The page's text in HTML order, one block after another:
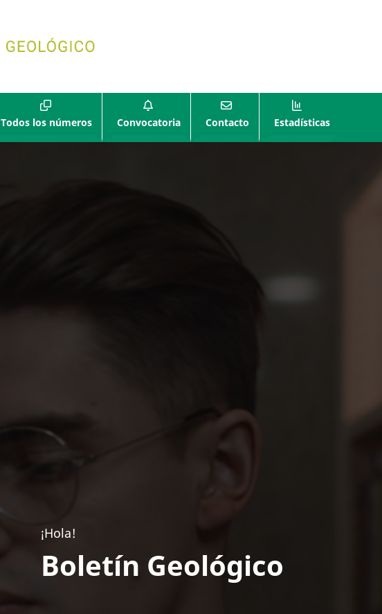
Todos los números Convocatoria Contacto Estadísticas
¡Hola!
Boletín Geológico